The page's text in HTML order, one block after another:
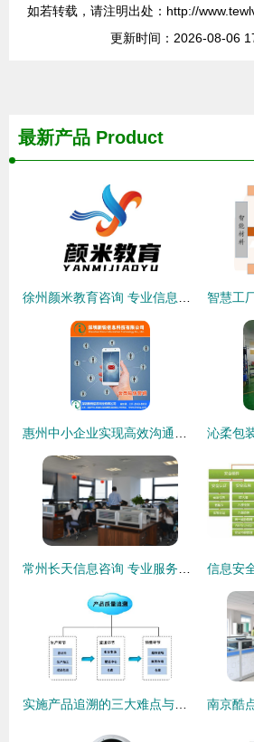
如若转载，请注明出处：http://
更新时间：2026-08-06
最新产品 Product